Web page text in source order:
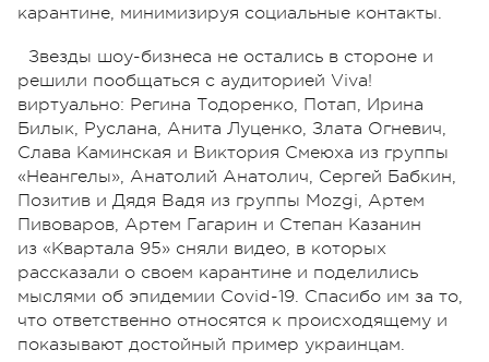
карантине, минимизируя социальные контакты.
Звезды шоу-бизнеса не остались в стороне и
решили пообщаться с аудиторией Viva!
виртуально: Регина Тодоренко, Потап, Ирина
Билык, Руслана, Анита Луценко, Злата Огневич,
Слава Каминская и Виктория Смеюха из группы
«Неангелы», Анатолий Анатолич, Сергей Бабкин,
Позитив и Дядя Вадя из группы Mozgi, Артем
Пивоваров, Артем Гагарин и Степан Казанин
из «Квартала 95» сняли видео, в которых
рассказали о своем карантине и поделились
мыслями об эпидемии Covid-19. Спасибо им за то,
что ответственно относятся к происходящему и
показывают достойный пример украинцам.